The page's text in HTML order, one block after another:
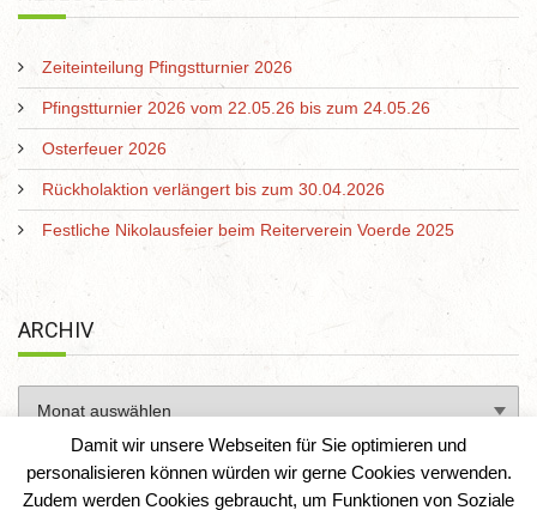
Zeiteinteilung Pfingstturnier 2026
Pfingstturnier 2026 vom 22.05.26 bis zum 24.05.26
Osterfeuer 2026
Rückholaktion verlängert bis zum 30.04.2026
Festliche Nikolausfeier beim Reiterverein Voerde 2025
ARCHIV
Damit wir unsere Webseiten für Sie optimieren und
personalisieren können würden wir gerne Cookies verwenden.
Zudem werden Cookies gebraucht, um Funktionen von Soziale